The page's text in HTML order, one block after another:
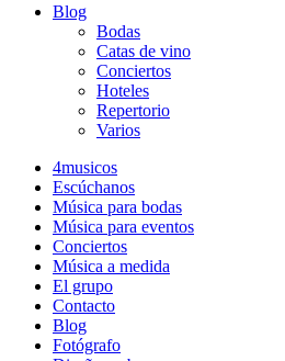
Blog
Bodas
Catas de vino
Conciertos
Hoteles
Repertorio
Varios
4musicos
Escúchanos
Música para bodas
Música para eventos
Conciertos
Música a medida
El grupo
Contacto
Blog
Fotógrafo